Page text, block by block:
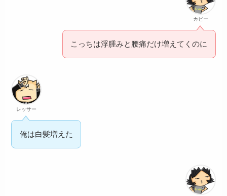
カピー
こっちは浮腫みと腰痛だけ増えてくのに
レッサー
俺は白髪増えた